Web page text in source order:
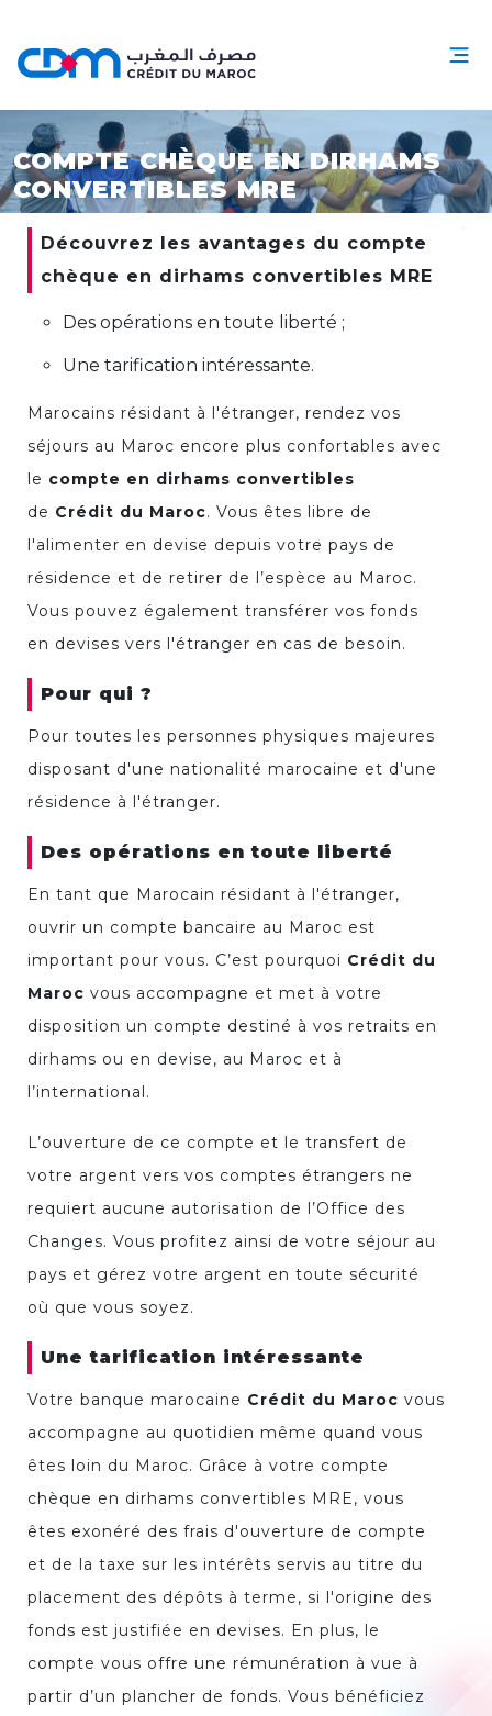
COMPTE CHÈQUE EN DIRHAMS
CONVERTIBLES MRE
Découvrez les avantages du compte
chèque en dirhams convertibles MRE
Des opérations en toute liberté ;
Une tarification intéressante.
Marocains résidant à l'étranger, rendez vos
séjours au Maroc encore plus confortables avec
le compte en dirhams convertibles
de Crédit du Maroc. Vous êtes libre de
l'alimenter en devise depuis votre pays de
résidence et de retirer de l’espèce au Maroc.
Vous pouvez également transférer vos fonds
en devises vers l'étranger en cas de besoin.
Pour qui ?
Pour toutes les personnes physiques majeures
disposant d'une nationalité marocaine et d'une
résidence à l'étranger.
Des opérations en toute liberté
En tant que Marocain résidant à l'étranger,
ouvrir un compte bancaire au Maroc est
important pour vous. C’est pourquoi Crédit du
Maroc vous accompagne et met à votre
disposition un compte destiné à vos retraits en
dirhams ou en devise, au Maroc et à
l’international.
L’ouverture de ce compte et le transfert de
votre argent vers vos comptes étrangers ne
requiert aucune autorisation de l’Office des
Changes. Vous profitez ainsi de votre séjour au
pays et gérez votre argent en toute sécurité
où que vous soyez.
Une tarification intéressante
Votre banque marocaine Crédit du Maroc vous
accompagne au quotidien même quand vous
êtes loin du Maroc. Grâce à votre compte
chèque en dirhams convertibles MRE, vous
êtes exonéré des frais d'ouverture de compte
et de la taxe sur les intérêts servis au titre du
placement des dépôts à terme, si l'origine des
fonds est justifiée en devises. En plus, le
compte vous offre une rémunération à vue à
partir d’un plancher de fonds. Vous bénéficiez